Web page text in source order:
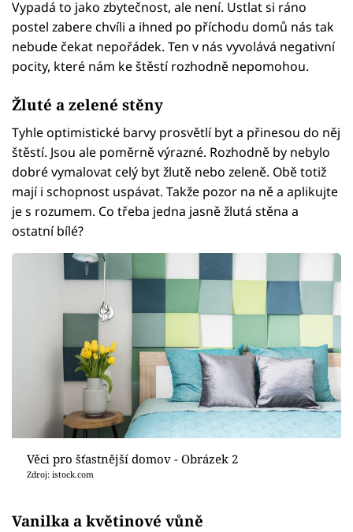
Vypadá to jako zbytečnost, ale není. Ustlat si ráno
postel zabere chvíli a ihned po příchodu domů nás tak
nebude čekat nepořádek. Ten v nás vyvolává negativní
pocity, které nám ke štěstí rozhodně nepomohou.
Žluté a zelené stěny
Tyhle optimistické barvy prosvětlí byt a přinesou do něj
štěstí. Jsou ale poměrně výrazné. Rozhodně by nebylo
dobré vymalovat celý byt žlutě nebo zeleně. Obě totiž
mají i schopnost uspávat. Takže pozor na ně a aplikujte
je s rozumem. Co třeba jedna jasně žlutá stěna a
ostatní bílé?
Věci pro šťastnější domov - Obrázek 2
Zdroj: istock.com
Vanilka a květinové vůně